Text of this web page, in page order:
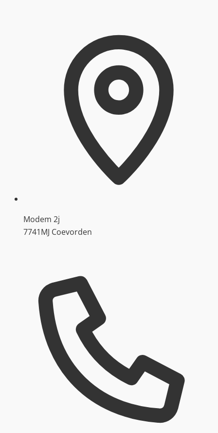
Modem 2j
7741MJ Coevorden